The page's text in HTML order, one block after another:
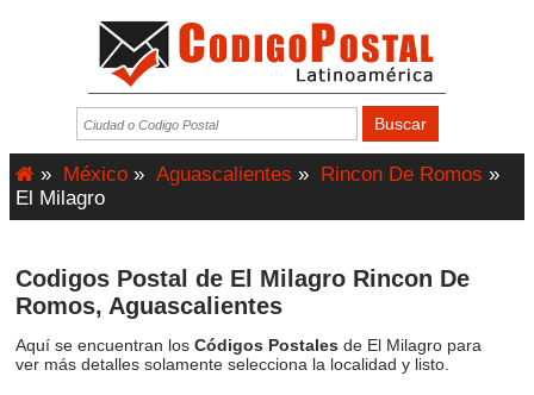
» México » Aguascalientes » Rincon De Romos »
El Milagro
Codigos Postal de El Milagro Rincon De
Romos, Aguascalientes
Aquí se encuentran los Códigos Postales de El Milagro para
ver más detalles solamente selecciona la localidad y listo.